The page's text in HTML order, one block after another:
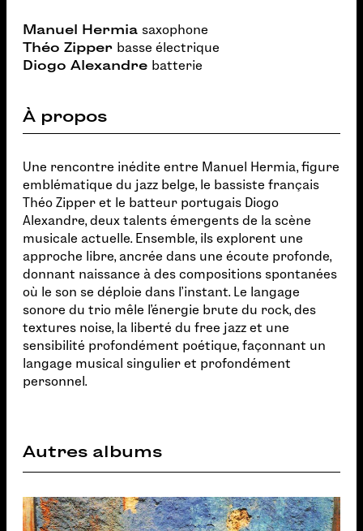
Manuel Hermia saxophone
Théo Zipper basse électrique
Diogo Alexandre batterie
À propos
Une rencontre inédite entre Manuel Hermia, figure
emblématique du jazz belge, le bassiste français
Théo Zipper et le batteur portugais Diogo
Alexandre, deux talents émergents de la scène
musicale actuelle. Ensemble, ils explorent une
approche libre, ancrée dans une écoute profonde,
donnant naissance à des compositions spontanées
où le son se déploie dans l'instant. Le langage
sonore du trio mêle l'énergie brute du rock, des
textures noise, la liberté du free jazz et une
sensibilité profondément poétique, façonnant un
langage musical singulier et profondément
personnel.
Autres albums